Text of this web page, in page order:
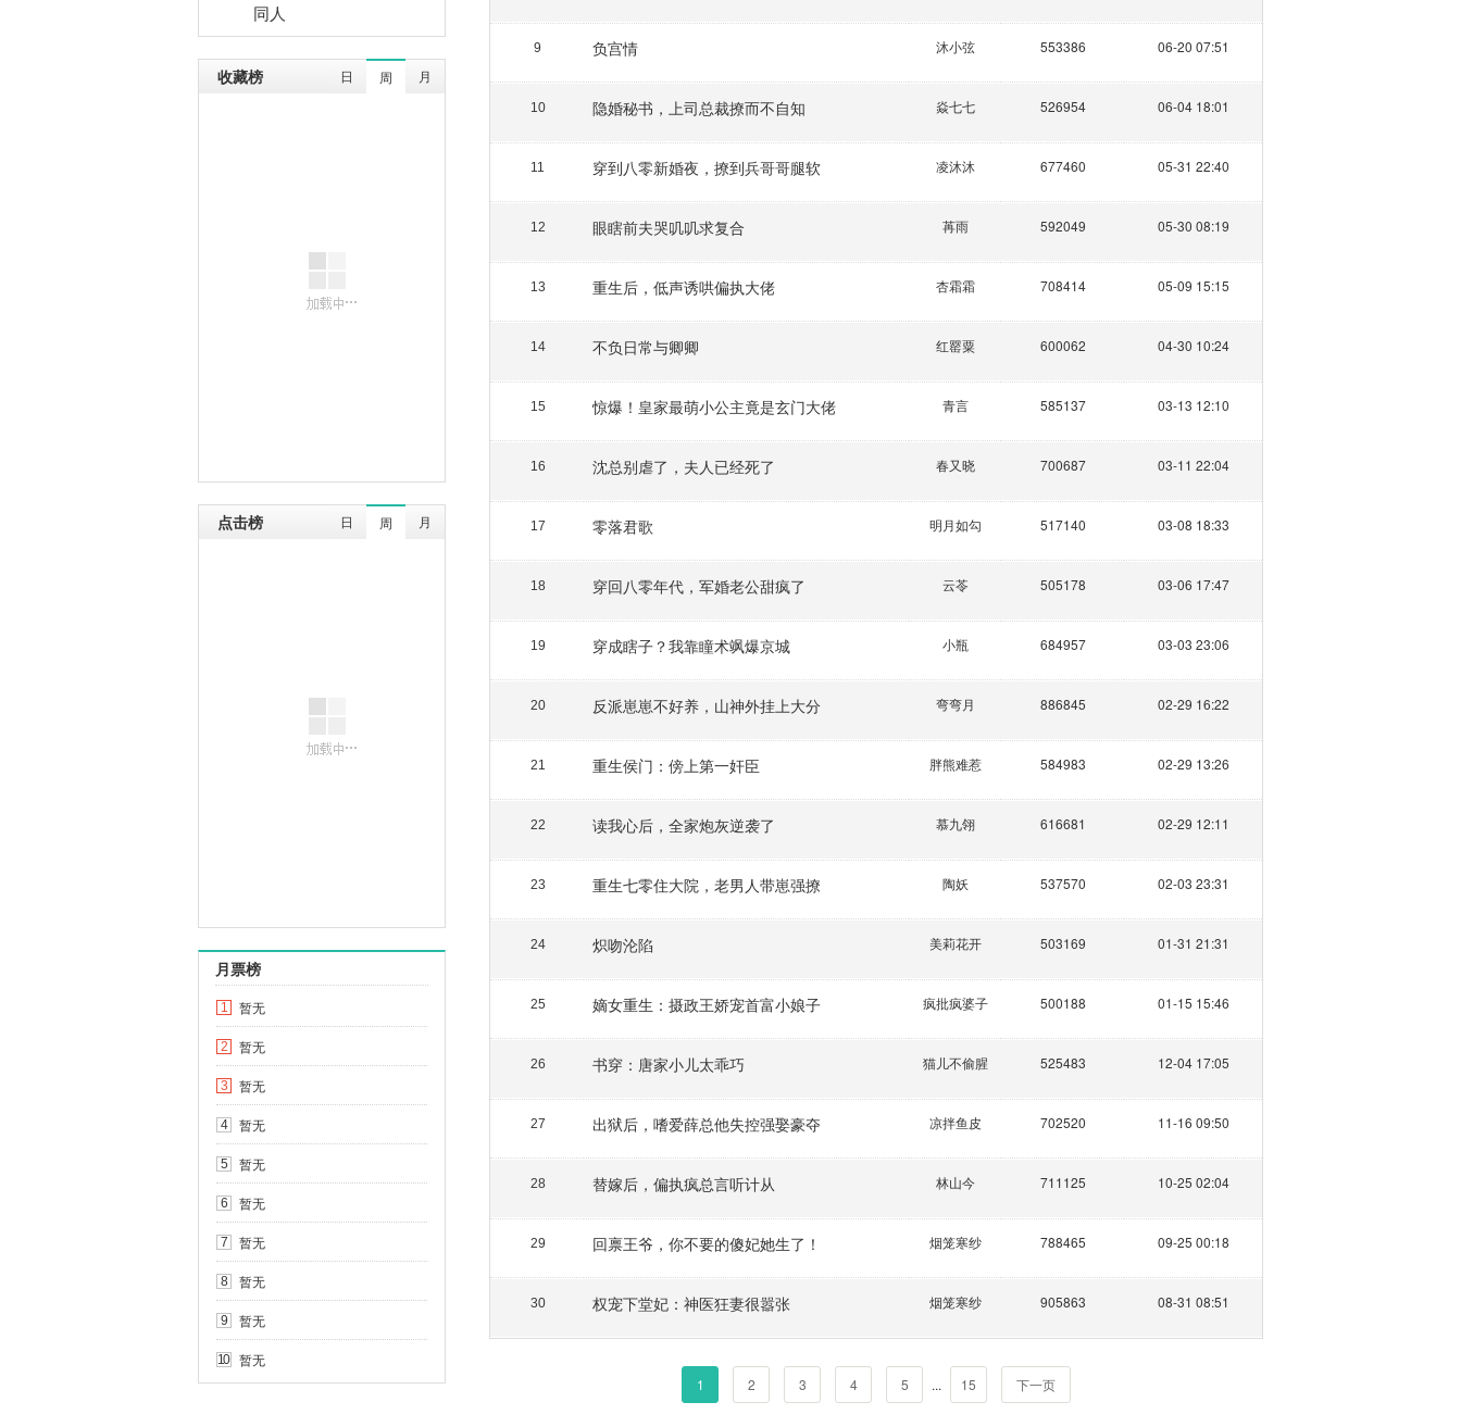
同人
收藏榜 日 周 月
点击榜 日 周 月
月票榜
1 暂无
2 暂无
3 暂无
4 暂无
5 暂无
6 暂无
7 暂无
8 暂无
9 暂无
10 暂无
9 负宫情 沐小弦 553386 06-20 07:51
10 隐婚秘书，上司总裁撩而不自知 焱七七 526954 06-04 18:01
11 穿到八零新婚夜，撩到兵哥哥腿软 凌沐沐 677460 05-31 22:40
12 眼瞎前夫哭叽叽求复合 苒雨 592049 05-30 08:19
13 重生后，低声诱哄偏执大佬 杏霜霜 708414 05-09 15:15
14 不负日常与卿卿 红罂粟 600062 04-30 10:24
15 惊爆！皇家最萌小公主竟是玄门大佬 青言 585137 03-13 12:10
16 沈总别虐了，夫人已经死了 春又晓 700687 03-11 22:04
17 零落君歌 明月如勾 517140 03-08 18:33
18 穿回八零年代，军婚老公甜疯了 云苓 505178 03-06 17:47
19 穿成瞎子？我靠瞳术飒爆京城 小瓶 684957 03-03 23:06
20 反派崽崽不好养，山神外挂上大分 弯弯月 886845 02-29 16:22
21 重生侯门：傍上第一奸臣 胖熊难惹 584983 02-29 13:26
22 读我心后，全家炮灰逆袭了 慕九翎 616681 02-29 12:11
23 重生七零住大院，老男人带崽强撩 陶妖 537570 02-03 23:31
24 炽吻沦陷 美莉花开 503169 01-31 21:31
25 嫡女重生：摄政王娇宠首富小娘子 疯批疯婆子 500188 01-15 15:46
26 书穿：唐家小儿太乖巧 猫儿不偷腥 525483 12-04 17:05
27 出狱后，嗜爱薛总他失控强娶豪夺 凉拌鱼皮 702520 11-16 09:50
28 替嫁后，偏执疯总言听计从 林山今 711125 10-25 02:04
29 回禀王爷，你不要的傻妃她生了！ 烟笼寒纱 788465 09-25 00:18
30 权宠下堂妃：神医狂妻很嚣张 烟笼寒纱 905863 08-31 08:51
1 2 3 4 5 ... 15 下一页